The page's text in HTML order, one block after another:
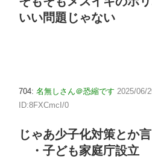
いい問題じゃない
704: 名無しさん＠恐縮です 2025/06/
ID:8FXCmcI/0
じゃあ少子化対策とか
・子ども家庭庁設立